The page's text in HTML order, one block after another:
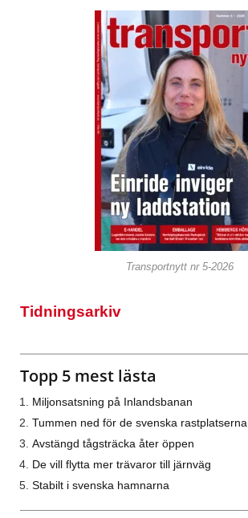
Transportnytt nr 5-2026
Tidningsarkiv
Topp 5 mest lästa
Miljonsatsning på Inlandsbanan
Tummen ned för de svenska rastplatserna
Avstängd tågsträcka åter öppen
De vill flytta mer trävaror till järnväg
Stabilt i svenska hamnarna